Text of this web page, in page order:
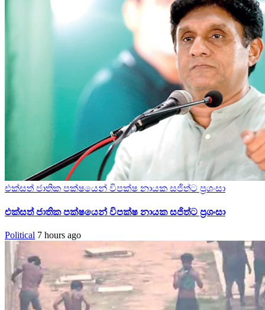
එක්සත් ජාතික පක්ෂයෙන් විපක්ෂ නායක සජිත්ට ප්‍රශංසා
එක්සත් ජාතික පක්ෂයෙන් විපක්ෂ නායක සජිත්ට ප්‍රශංසා
Political 7 hours ago